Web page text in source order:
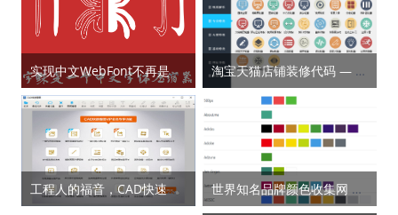
实现中文WebFont不再是梦 — Font-Spider(字蛛) 淘宝天猫店铺装修代码 — 传奇美工助手
工程人的福音，CAD快速看图VIP破解版 世界知名品牌颜色收集网 — Brand Colors